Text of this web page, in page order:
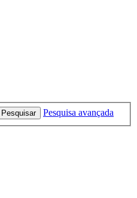
Pesquisar
Pesquisa avançada